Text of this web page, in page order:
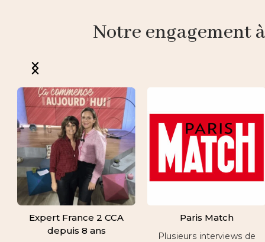
Notre engagement
Expert France 2 CCA
depuis 8 ans
Paris Match
Plusieurs interviews de